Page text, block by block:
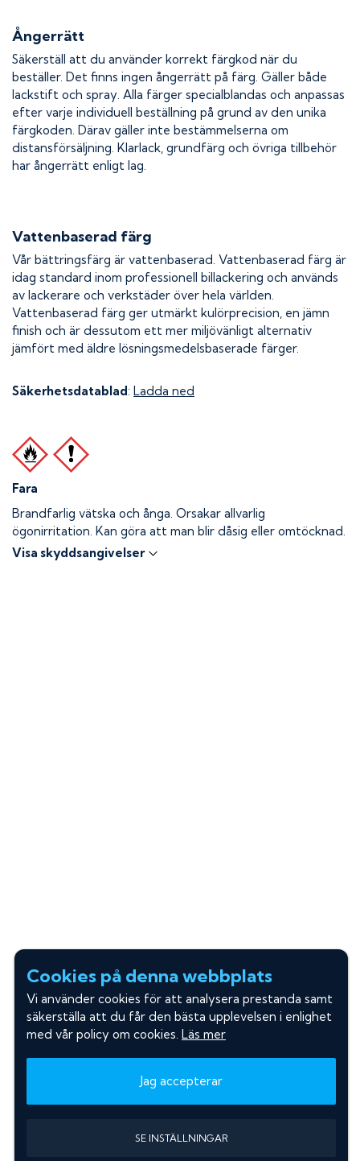
Ångerrätt
Säkerställ att du använder korrekt färgkod när du
beställer. Det finns ingen ångerrätt på färg. Gäller både
lackstift och spray. Alla färger specialblandas och anpassas
efter varje individuell beställning på grund av den unika
färgkoden. Därav gäller inte bestämmelserna om
distansförsäljning. Klarlack, grundfärg och övriga tillbehör
har ångerrätt enligt lag.
Vattenbaserad färg
Vår bättringsfärg är vattenbaserad. Vattenbaserad färg är
idag standard inom professionell billackering och används
av lackerare och verkstäder över hela världen.
Vattenbaserad färg ger utmärkt kulörprecision, en jämn
finish och är dessutom ett mer miljövänligt alternativ
jämfört med äldre lösningsmedelsbaserade färger.
Säkerhetsdatablad: Ladda ned
Fara
Brandfarlig vätska och ånga. Orsakar allvarlig
ögonirritation. Kan göra att man blir dåsig eller omtöcknad.
Visa skyddsangivelser
Cookies på denna webbplats
Vi använder cookies för att analysera prestanda samt
säkerställa att du får den bästa upplevelsen i enlighet
med vår policy om cookies. Läs mer
Jag accepterar
SE INSTÄLLNINGAR